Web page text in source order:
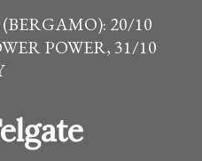
20/10
POWER, 31/10